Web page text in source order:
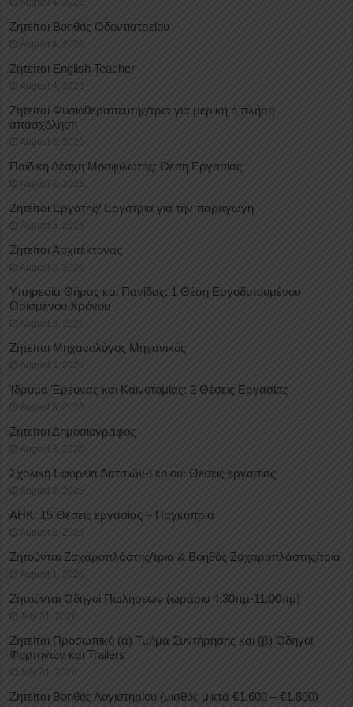
Ζητείται Βοηθός Οδοντιατρείου
August 4, 2026
Ζητείται English Teacher
August 4, 2026
Ζητείται Φυσιοθεραπευτής/τρια για μερική ή πλήρη
απασχόληση
August 3, 2026
Παιδική Λέσχη Μοσφιλωτής: Θέση Εργασίας
August 3, 2026
Ζητείται Εργάτης/ Εργάτρια για την παραγωγή
August 3, 2026
Ζητείται Αρχιτέκτονας
August 3, 2026
Υπηρεσία Θήρας και Πανίδας: 1 Θέση Eργοδοτουμένου
Oρισμένου Xρόνου
August 3, 2026
Ζητείται Μηχανολόγος Μηχανικός
August 3, 2026
Ίδρυμα Έρευνας και Καινοτομίας: 2 Θέσεις Εργασίας
August 3, 2026
Ζητείται Δημοσιογράφος
August 3, 2026
Σχολική Εφορεία Λατσιών-Γερίου: Θέσεις εργασίας
August 3, 2026
ΑΗΚ: 15 Θέσεις εργασίας – Παγκύπρια
August 3, 2026
Ζητούνται Ζαχαροπλάστης/τρια & Βοηθός Ζαχαροπλάστης/τρια
August 1, 2026
Ζητούνται Οδηγοί Πωλήσεων (ωράριο 4:30πμ-11:00πμ)
July 31, 2026
Ζητείται Προσωπικό (α) Τμήμα Συντήρησης και (β) Οδηγοί
Φορτηγών και Trailers
July 31, 2026
Ζητείται Βοηθός Λογιστηρίου (μισθός μικτά €1.600 – €1.800)